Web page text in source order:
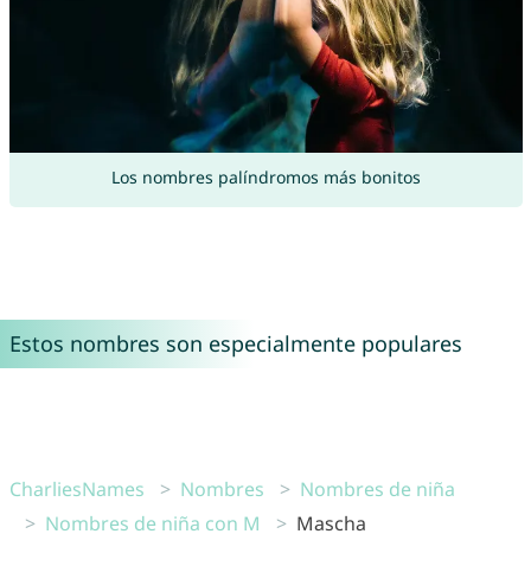
Los nombres palíndromos más bonitos
Estos nombres son especialmente populares
CharliesNames Nombres
Nombres de niña
Nombres de niña con M
Mascha